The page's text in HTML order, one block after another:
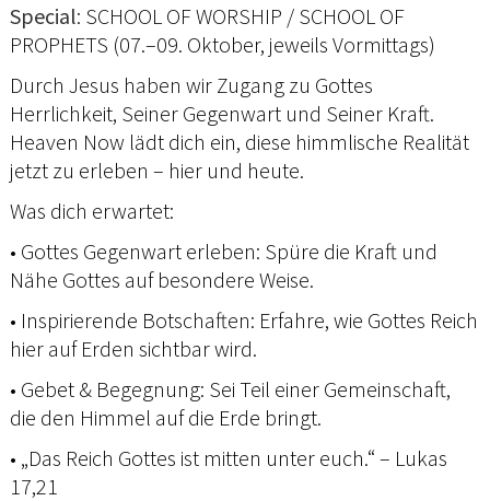
Special: SCHOOL OF WORSHIP / SCHOOL OF
PROPHETS (07.–09. Oktober, jeweils Vormittags)
Durch Jesus haben wir Zugang zu Gottes
Herrlichkeit, Seiner Gegenwart und Seiner Kraft.
Heaven Now lädt dich ein, diese himmlische Realität
jetzt zu erleben – hier und heute.
Was dich erwartet:
• Gottes Gegenwart erleben: Spüre die Kraft und
Nähe Gottes auf besondere Weise.
• Inspirierende Botschaften: Erfahre, wie Gottes Reich
hier auf Erden sichtbar wird.
• Gebet & Begegnung: Sei Teil einer Gemeinschaft,
die den Himmel auf die Erde bringt.
• „Das Reich Gottes ist mitten unter euch.“ – Lukas
17,21